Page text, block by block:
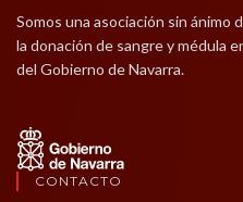
Somos una asociación sin ánimo
la donación de sangre y médula
del Gobierno de Navarra.
CONTACTO